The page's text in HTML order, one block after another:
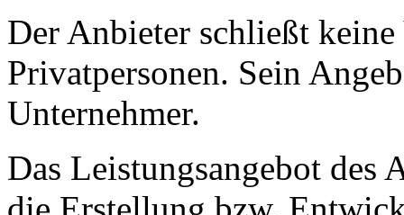
Der Anbieter schließt
Privatpersonen. Sein
Unternehmer.
Das Leistungsangebot des